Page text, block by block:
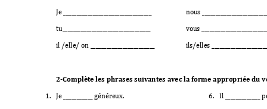
Je nous
tu_________________________________ vous
il /elle/ on ______________________ ils/elles
2-Complète les phrases suivantes avec la forme appropriée du
1. Je ___________ généreux. 6. Il